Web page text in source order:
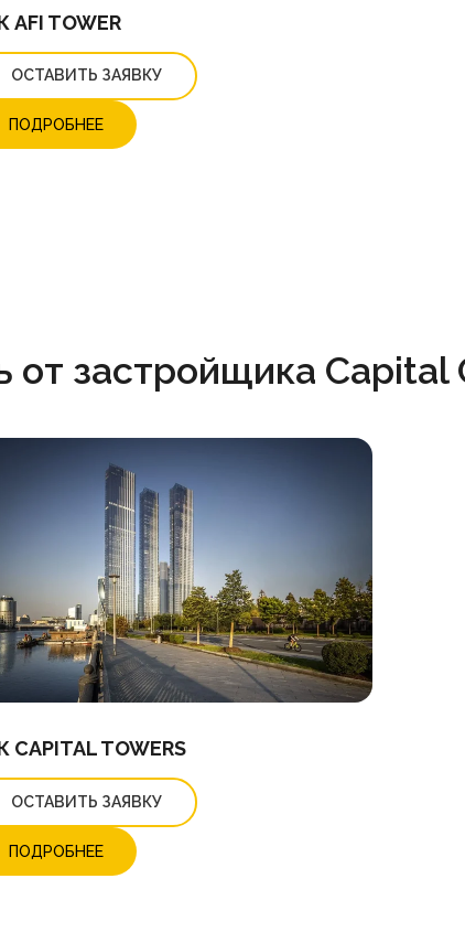
AFI TOWER
ОСТАВИТЬ ЗАЯВКУ
ПОДРОБНЕЕ
застройщика Capital
CAPITAL TOWERS
ОСТАВИТЬ ЗАЯВКУ
ПОДРОБНЕЕ